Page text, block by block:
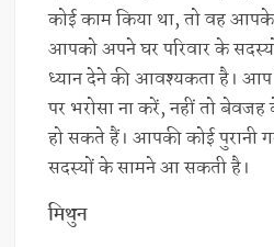
कोई काम किया था, तो वह आपके
आपको अपने घर परिवार के
ध्यान देने की आवश्यकता है। आप
पर भरोसा ना करें, नहीं तो
हो सकते हैं। आपकी कोई पुरानी
सदस्यों के सामने आ सकती है।
मिथुन